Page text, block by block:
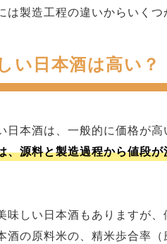
は製造工程の違いからいくつ
い日本酒は高い？
日本酒は、一般的に価格が
、源料と製造過程から値段
味しい日本酒もありますが
酒の原料米の、精米歩合率